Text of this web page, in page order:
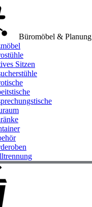
Büromöbel & Planung
Sitzen